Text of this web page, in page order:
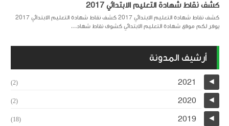
كشف نقاط شهادة التعليم الابتدائي 2017
كشف نقاط شهادة التعليم الابتدائي 2017 كشف نقاط شهادة التعليم الابتدائي 2017
يوفر لكم موقع شهادة التعليم الابتدائي كشوف نقاط شهاد...
أرشيف المدونة
◄
2021
(2)
◄
2020
(2)
◄
2019
(18)